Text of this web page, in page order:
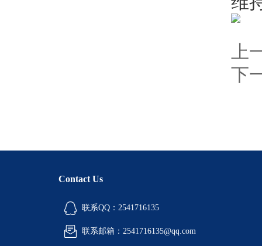
上
下
Contact Us
联系QQ：2541716135
联系邮箱：2541716135@qq.com